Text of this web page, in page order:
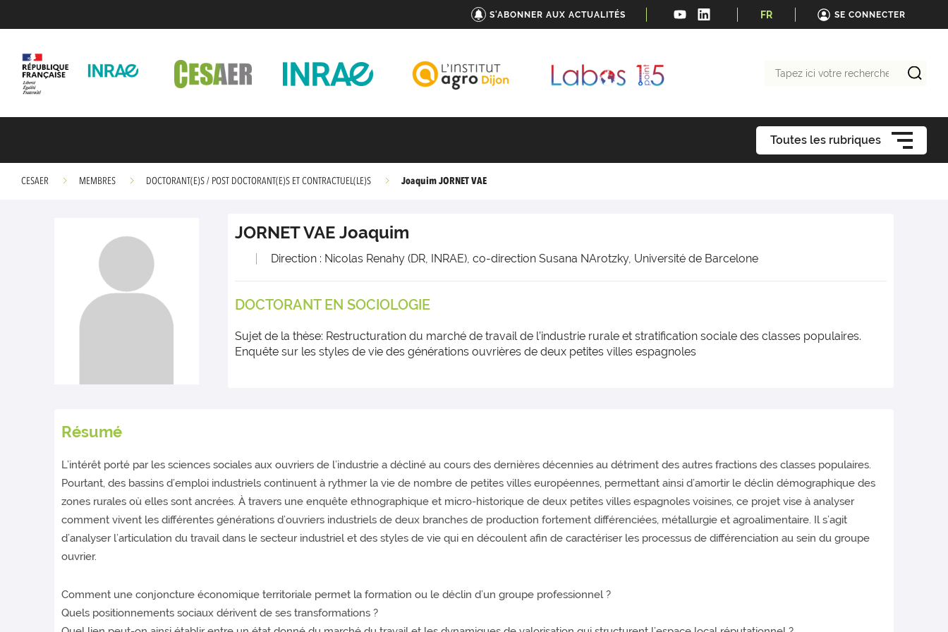
S'ABONNER AUX ACTUALITÉS FR SE CONNECTER
Toutes les rubriques
CESAER MEMBRES DOCTORANT(E)S / POST DOCTORANT(E)S ET CONTRACTUEL(LE)S Joaquim JORNET VAE
JORNET VAE Joaquim
Direction : Nicolas Renahy (DR, INRAE), co-direction Susana NArotzky, Université de Barcelone
DOCTORANT EN SOCIOLOGIE
Sujet de la thèse: Restructuration du marché de travail de l’industrie rurale et stratification sociale des classes populaires.
Enquête sur les styles de vie des générations ouvrières de deux petites villes espagnoles
Résumé
L’intérêt porté par les sciences sociales aux ouvriers de l’industrie a décliné au cours des dernières décennies au détriment des autres fractions des classes populaires.
Pourtant, des bassins d’emploi industriels continuent à rythmer la vie de nombre de petites villes européennes, permettant ainsi d’amortir le déclin démographique des
zones rurales où elles sont ancrées. À travers une enquête ethnographique et micro-historique de deux petites villes espagnoles voisines, ce projet vise à analyser
comment vivent les différentes générations d’ouvriers industriels de deux branches de production fortement différenciées, métallurgie et agroalimentaire. Il s’agit
d’analyser l’articulation du travail dans le secteur industriel et des styles de vie qui en découlent afin de caractériser les processus de différenciation au sein du groupe
ouvrier.
Comment une conjoncture économique territoriale permet la formation ou le déclin d’un groupe professionnel ?
Quels positionnements sociaux dérivent de ses transformations ?